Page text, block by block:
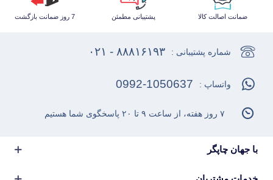
ضمانت اصالت کالا پشتیبانی مطمئن 7 روز ضمانت بازگشت
با جهان چاپگر
شماره پشتیبانی : ۸۸۸۱۶۱۹۳ - ۰۲۱
واتساپ : 0992-1050637
۷ روز هفته، از ساعت ۹ تا ۲۰ پاسخگوی شما هستیم